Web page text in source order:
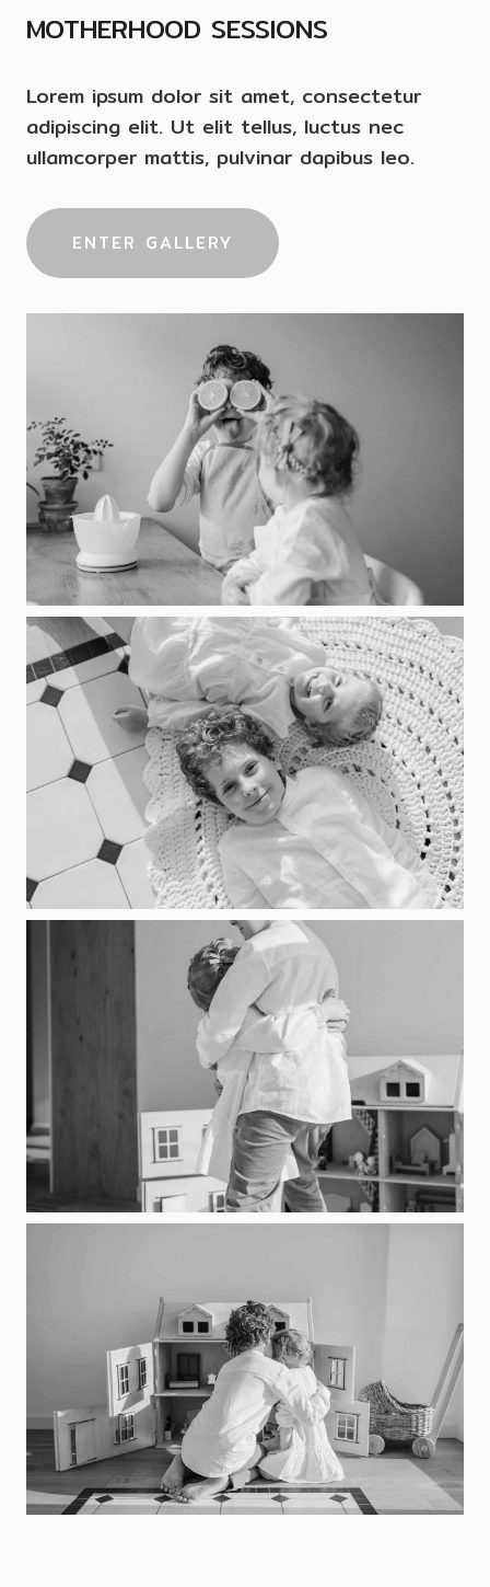
MOTHERHOOD SESSIONS
Lorem ipsum dolor sit amet, consectetur
adipiscing elit. Ut elit tellus, luctus nec
ullamcorper mattis, pulvinar dapibus leo.
ENTER GALLERY